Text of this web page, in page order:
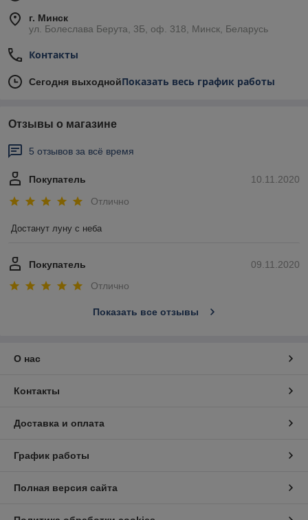
г. Минск
ул. Болеслава Берута, 3Б, оф. 318, Минск, Беларусь
Контакты
Сегодня выходнойПоказать весь график работы
Отзывы о магазине
5 отзывов за всё время
10.11.2020
Покупатель
Отлично
Достанут луну с неба
09.11.2020
Покупатель
Отлично
Показать все отзывы
О нас
Контакты
Доставка и оплата
График работы
Полная версия сайта